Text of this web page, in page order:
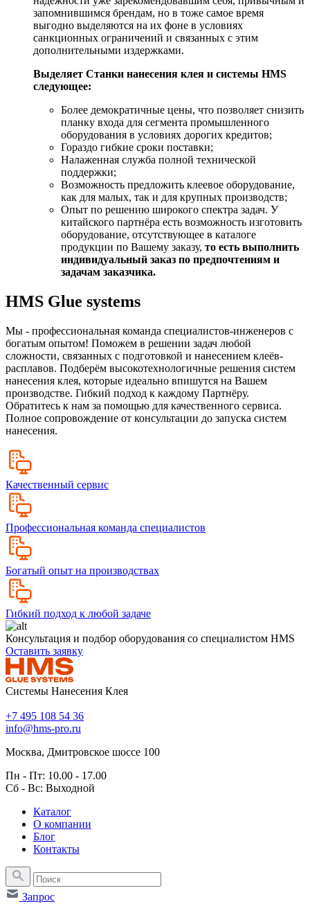
запомнившимся брендам, но в тоже самое время
выгодно выделяются на их фоне в условиях
санкционных ограничений и связанных с этим
дополнительными издержками.
Выделяет Станки нанесения клея и системы HMS
следующее:
Более демократичные цены, что позволяет снизить
планку входа для сегмента промышленного
оборудования в условиях дорогих кредитов;
Гораздо гибкие сроки поставки;
Налаженная служба полной технической
поддержки;
Возможность предложить клеевое оборудование,
как для малых, так и для крупных производств;
Опыт по решению широкого спектра задач. У
китайского партнёра есть возможность изготовить
оборудование, отсутствующее в каталоге
продукции по Вашему заказу, то есть выполнить
индивидуальный заказ по предпочтениям и
задачам заказчика.
HMS Glue systems
Мы - профессиональная команда специалистов-инженеров с
богатым опытом! Поможем в решении задач любой
сложности, связанных с подготовкой и нанесением клеёв-
расплавов. Подберём высокотехнологичные решения систем
нанесения клея, которые идеально впишутся на Вашем
производстве. Гибкий подход к каждому Партнёру.
Обратитесь к нам за помощью для качественного сервиса.
Полное сопровождение от консультации до запуска систем
нанесения.
Качественный сервис
Профессиональная команда специалистов
Богатый опыт на производствах
Гибкий подход к любой задаче
Консультация и подбор оборудования со специалистом HMS
Оставить заявку
Системы Нанесения Клея
+7 495 108 54 36
info@hms-pro.ru
Москва, Дмитровское шоссе 100
Пн - Пт: 10.00 - 17.00
Сб - Вс: Выходной
Каталог
О компании
Блог
Контакты
Запрос